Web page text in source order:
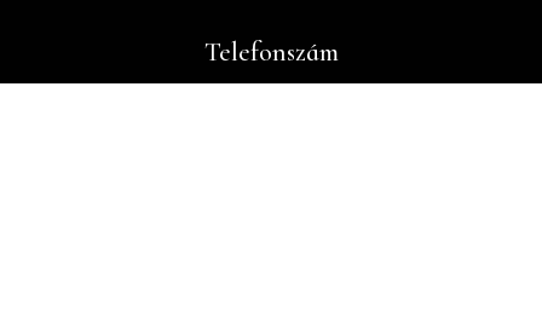
Telefonszám
+36 30 867 7003